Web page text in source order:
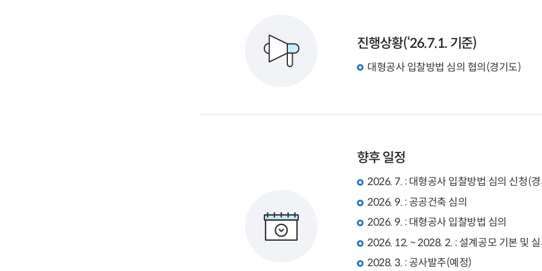
진행상황(‘26.7.1. 기준)
대형공사 입찰방법 심의 협의(경기도)
향후 일정
2026. 7. : 대형공사 입찰방법 심의 신청(
2026. 9. : 공공건축 심의
2026. 9. : 대형공사 입찰방법 심의
2026. 12. ~ 2028. 2. : 설계공모 기본 및 실
2028. 3. : 공사발주(예정)